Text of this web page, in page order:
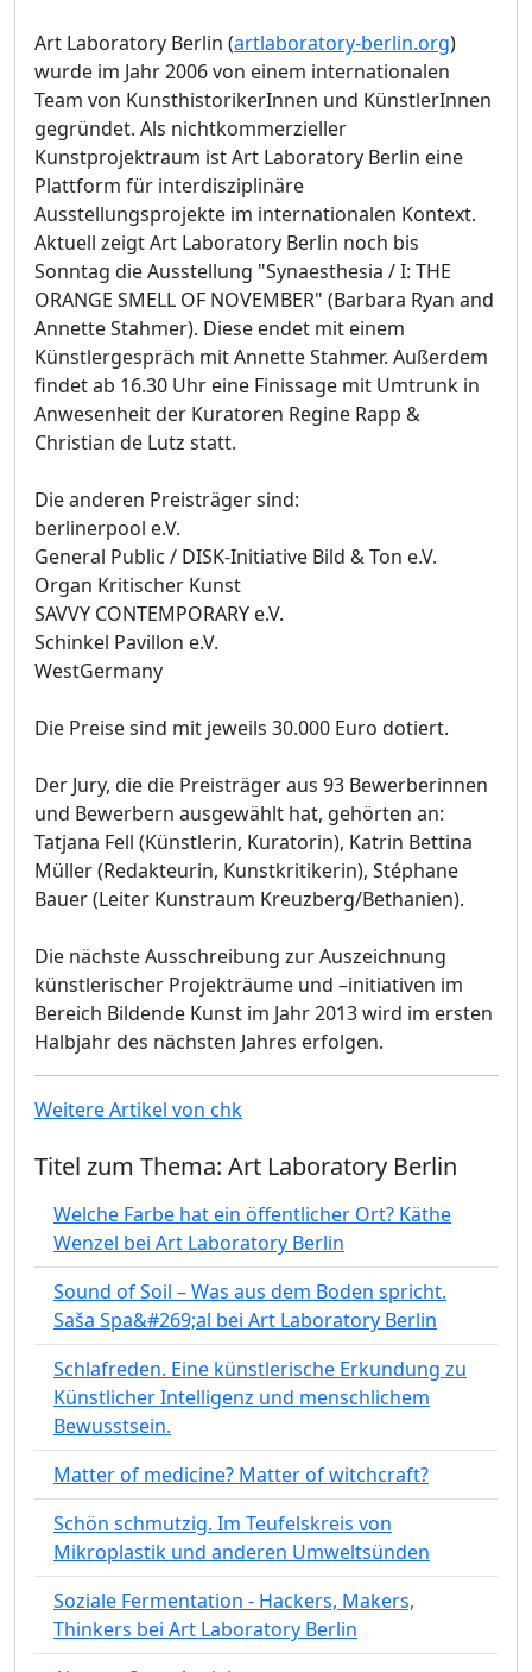
Art Laboratory Berlin (artlaboratory-berlin.org)
wurde im Jahr 2006 von einem internationalen
Team von KunsthistorikerInnen und KünstlerInnen
gegründet. Als nichtkommerzieller
Kunstprojektraum ist Art Laboratory Berlin eine
Plattform für interdisziplinäre
Ausstellungsprojekte im internationalen Kontext.
Aktuell zeigt Art Laboratory Berlin noch bis
Sonntag die Ausstellung "Synaesthesia / I: THE
ORANGE SMELL OF NOVEMBER" (Barbara Ryan and
Annette Stahmer). Diese endet mit einem
Künstlergespräch mit Annette Stahmer. Außerdem
findet ab 16.30 Uhr eine Finissage mit Umtrunk in
Anwesenheit der Kuratoren Regine Rapp &
Christian de Lutz statt.
Die anderen Preisträger sind:
berlinerpool e.V.
General Public / DISK-Initiative Bild & Ton e.V.
Organ Kritischer Kunst
SAVVY CONTEMPORARY e.V.
Schinkel Pavillon e.V.
WestGermany
Die Preise sind mit jeweils 30.000 Euro dotiert.
Der Jury, die die Preisträger aus 93 Bewerberinnen
und Bewerbern ausgewählt hat, gehörten an:
Tatjana Fell (Künstlerin, Kuratorin), Katrin Bettina
Müller (Redakteurin, Kunstkritikerin), Stéphane
Bauer (Leiter Kunstraum Kreuzberg/Bethanien).
Die nächste Ausschreibung zur Auszeichnung
künstlerischer Projekträume und –initiativen im
Bereich Bildende Kunst im Jahr 2013 wird im ersten
Halbjahr des nächsten Jahres erfolgen.
Weitere Artikel von chk
Titel zum Thema: Art Laboratory Berlin
Welche Farbe hat ein öffentlicher Ort? Käthe
Wenzel bei Art Laboratory Berlin
Sound of Soil – Was aus dem Boden spricht.
Saša Spa&#269;al bei Art Laboratory Berlin
Schlafreden. Eine künstlerische Erkundung zu
Künstlicher Intelligenz und menschlichem
Bewusstsein.
Matter of medicine? Matter of witchcraft?
Schön schmutzig. Im Teufelskreis von
Mikroplastik und anderen Umweltsünden
Soziale Fermentation - Hackers, Makers,
Thinkers bei Art Laboratory Berlin